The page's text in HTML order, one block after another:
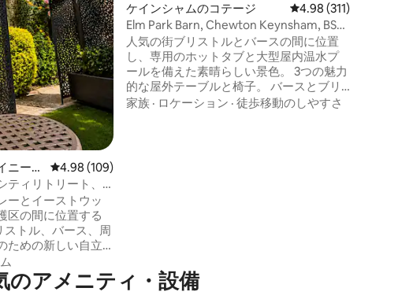
平均評価
ニーハ
レビュー109件、5つ星中4.98つ星の平均評価
4.98 (109)
ィリトリート、
ーとイーストウッ
区の間に位置する
トル、バース、周
ための新しい自立
めに1905年に建て
の邸宅「Mylor」の
ケインシャムのコテージ レビュー311件、5つ
4.98 (311)
Elm Park Barn, Chewton Keynsham, BS31
2SS, UK
人気の街ブリストルとバースの間に位置
し、専用のホットタブと大型屋内温水プ
ールを備えた素晴らしい景色。 3つの魅力
的な屋外テーブルと椅子。 バースとブリ
ストルの「パークアンドライド」へのア
家族 · ロケーション · 徒歩移動のしやすさ
のアメニティ・設備